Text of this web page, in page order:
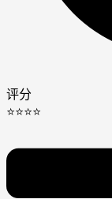
评分
⭐⭐⭐⭐